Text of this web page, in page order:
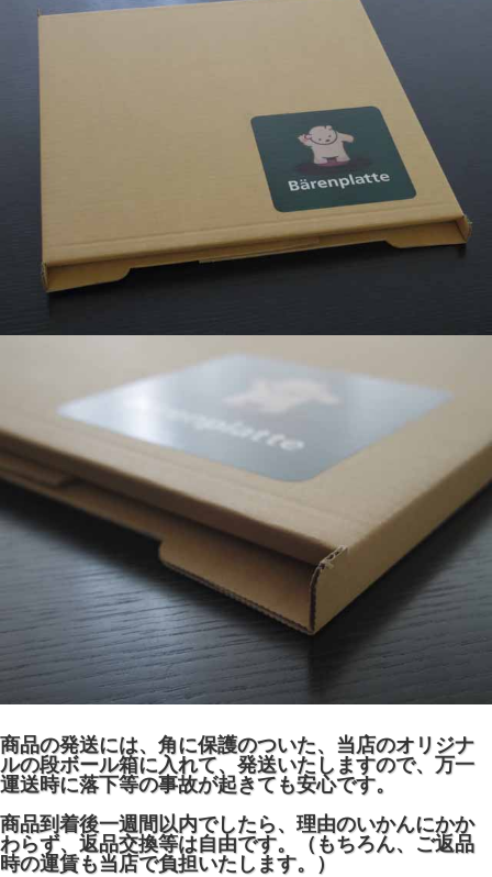
商品の発送には、角に保護のついた、当店のオリジナ
ルの段ボール箱に入れて、発送いたしますので、万一
運送時に落下等の事故が起きても安心です。
商品到着後一週間以内でしたら、理由のいかんにかか
わらず、返品交換等は自由です。（もちろん、ご返品
時の運賃も当店で負担いたします。）